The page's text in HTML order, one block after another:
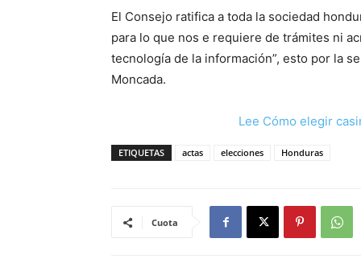
El Consejo ratifica a toda la sociedad
para lo que nos e requiere de trámites ni
tecnología de la información”, esto por la
Moncada.
Lee Cómo elegir
ETIQUETAS actas elecciones Honduras
Cuota